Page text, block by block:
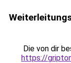
Die von dir
https://